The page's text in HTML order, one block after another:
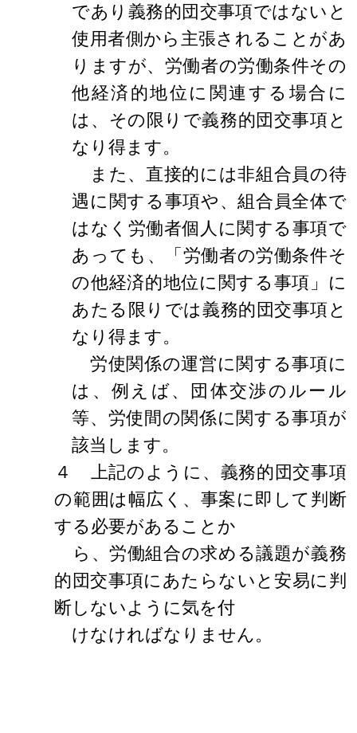
であり義務的団交事項ではないと
使用者側から主張されることがあ
りますが、労働者の労働条件その
他経済的地位に関連する場合に
は、その限りで義務的団交事項と
なり得ます。
また、直接的には非組合員の待
遇に関する事項や、組合員全体で
はなく労働者個人に関する事項で
あっても、「労働者の労働条件そ
の他経済的地位に関する事項」に
あたる限りでは義務的団交事項と
なり得ます。
労使関係の運営に関する事項に
は、例えば、団体交渉のルール
等、労使間の関係に関する事項が
該当します。
４ 上記のように、義務的団交事項
の範囲は幅広く、事案に即して判断
する必要があることか
ら、労働組合の求める議題が義務
的団交事項にあたらないと安易に判
断しないように気を付
けなければなりません。